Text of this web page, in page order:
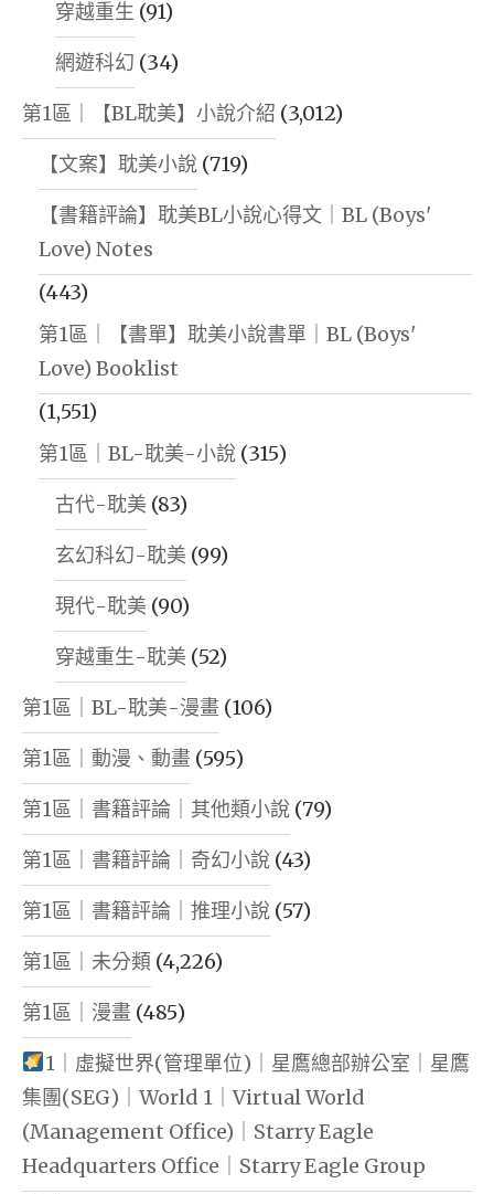
穿越重生 (91)
網遊科幻 (34)
第1區｜【BL耽美】小說介紹 (3,012)
【文案】耽美小說 (719)
【書籍評論】耽美BL小說心得文｜BL (Boys'
Love) Notes
(443)
第1區｜【書單】耽美小說書單｜BL (Boys'
Love) Booklist
(1,551)
第1區｜BL-耽美-小說 (315)
古代-耽美 (83)
玄幻科幻-耽美 (99)
現代-耽美 (90)
穿越重生-耽美 (52)
第1區｜BL-耽美-漫畫 (106)
第1區｜動漫、動畫 (595)
第1區｜書籍評論｜其他類小說 (79)
第1區｜書籍評論｜奇幻小說 (43)
第1區｜書籍評論｜推理小說 (57)
第1區｜未分類 (4,226)
第1區｜漫畫 (485)
1｜虛擬世界(管理單位)｜星鷹總部辦公室｜星鷹
集團(SEG)｜World 1｜Virtual World
(Management Office)｜Starry Eagle
Headquarters Office｜Starry Eagle Group